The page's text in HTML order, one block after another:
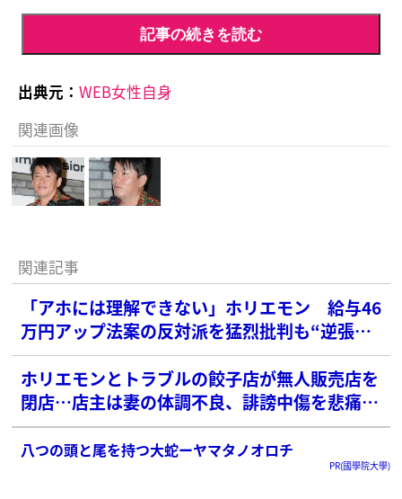
記事の続きを読む
出典元： WEB女性自身
関連画像
関連記事
「アホには理解できない」ホリエモン 給与46
万円アップ法案の反対派を猛烈批判も“逆張
り”にネット呆れ
ホリエモンとトラブルの餃子店が無人販売店を
閉店…店主は妻の体調不良、誹謗中傷を悲痛の
訴え
八つの頭と尾を持つ大蛇ーヤマタノオロチ
PR(國學院大學)